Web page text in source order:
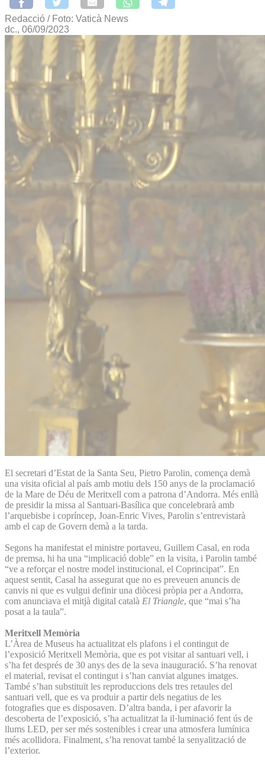
Redacció / Foto: Vaticà News
dc., 06/09/2023
El secretari d’Estat de la Santa Seu, Pietro Parolin, comença demà
una visita oficial al país amb motiu dels 150 anys de la proclamació
de la Mare de Déu de Meritxell com a patrona d’Andorra. Més enllà
de presidir la missa al Santuari-Basílica que concelebrarà amb
l’arquebisbe i copríncep, Joan-Enric Vives, Parolin s’entrevistarà
amb el cap de Govern demà a la tarda.
Segons ha manifestat el ministre portaveu, Guillem Casal, en roda
de premsa, hi ha una “implicació doble” en la visita, i Parolin també
“ve a reforçar el nostre model institucional, el Coprincipat”. En
aquest sentit, Casal ha assegurat que no es preveuen anuncis de
canvis ni que es vulgui definir una diòcesi pròpia per a Andorra,
com anunciava el mitjà digital català El Triangle, que “mai s’ha
posat a la taula”.
Meritxell Memòria
L’Àrea de Museus ha actualitzat els plafons i el contingut de
l’exposició Meritxell Memòria, que es pot visitar al santuari vell, i
s’ha fet després de 30 anys des de la seva inauguració. S’ha renovat
el material, revisat el contingut i s’han canviat algunes imatges.
També s’han substituït les reproduccions dels tres retaules del
santuari vell, que es va produir a partir dels negatius de les
fotografies que es disposaven. D’altra banda, i per afavorir la
descoberta de l’exposició, s’ha actualitzat la il·luminació fent ús de
llums LED, per ser més sostenibles i crear una atmosfera lumínica
més acollidora. Finalment, s’ha renovat també la senyalització de
l’exterior.